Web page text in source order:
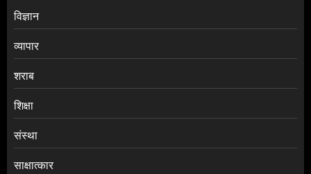
विज्ञान
व्यापार
शराब
शिक्षा
संस्था
साक्षात्कार